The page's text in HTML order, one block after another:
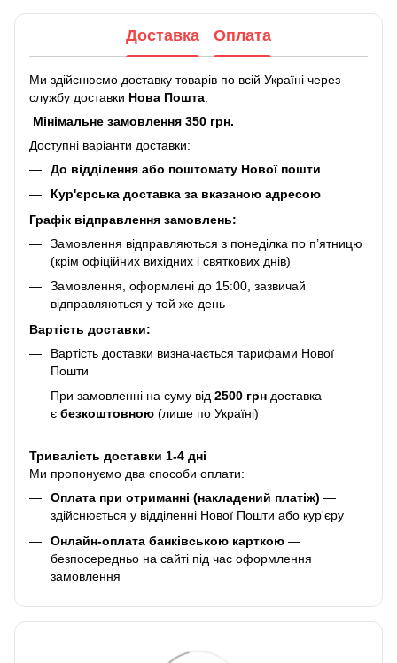
Доставка Оплата
Ми здійснюємо доставку товарів по всій Україні через
службу доставки Нова Пошта
Мінімальне замовлення 350 грн.
Доступні варіанти доставки:
До відділення або поштомату Нової пошти
Кур'єрська доставка за вказаною адресою
Графік відправлення замовлень:
Замовлення відправляються з понеділка по п’ятницю
(крім офіційних вихідних і святкових днів)
Замовлення, оформлені до 15:00, зазвичай
відправляються у той же день
Вартість доставки:
Вартість доставки визначається тарифами Нової
Пошти
При замовленні на суму від 2500 грн доставка
є безкоштовною (лише по Україні)
Тривалість доставки 1-4 дні
Ми пропонуємо два способи оплати:
Оплата при отриманні (накладений платіж) —
здійснюється у відділенні Нової Пошти або кур'єру
Онлайн-оплата банківською карткою —
безпосередньо на сайті під час оформлення
замовлення